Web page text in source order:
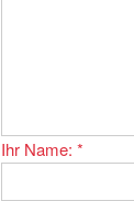
Ihr Name:*